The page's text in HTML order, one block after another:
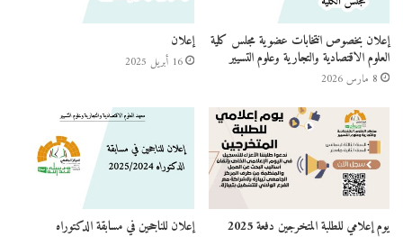
إعلان بخصوص انتخابات عضوية مجلس كلية
العلوم الاقتصادية والتجارية وعلوم التسيير
8 مارس 2026
إعلان
16 أبريل 2025
يوم إعلامي للطلبة المتخرجين دفعة 2025 إعلان للناجحين في مسابقة الدكتوراه